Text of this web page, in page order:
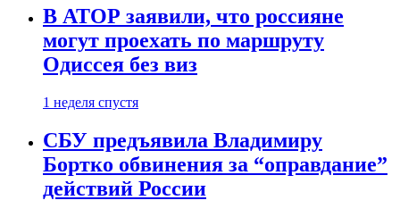
В АТОР заявили, что россияне
могут проехать по маршруту
Одиссея без виз
1 неделя спустя
СБУ предъявила Владимиру
Бортко обвинения за “оправдание”
действий России